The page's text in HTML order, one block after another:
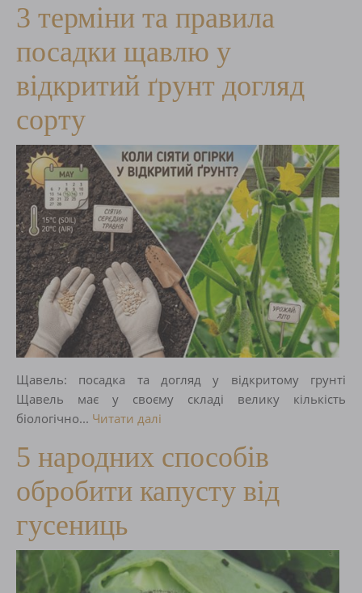
3 терміни та правила
посадки щавлю у
відкритий ґрунт догляд
сорту
Щавель: посадка та догляд у відкритому грунті
Щавель має у своєму складі велику кількість
біологічно... Читати далі
5 народних способів
обробити капусту від
гусениць